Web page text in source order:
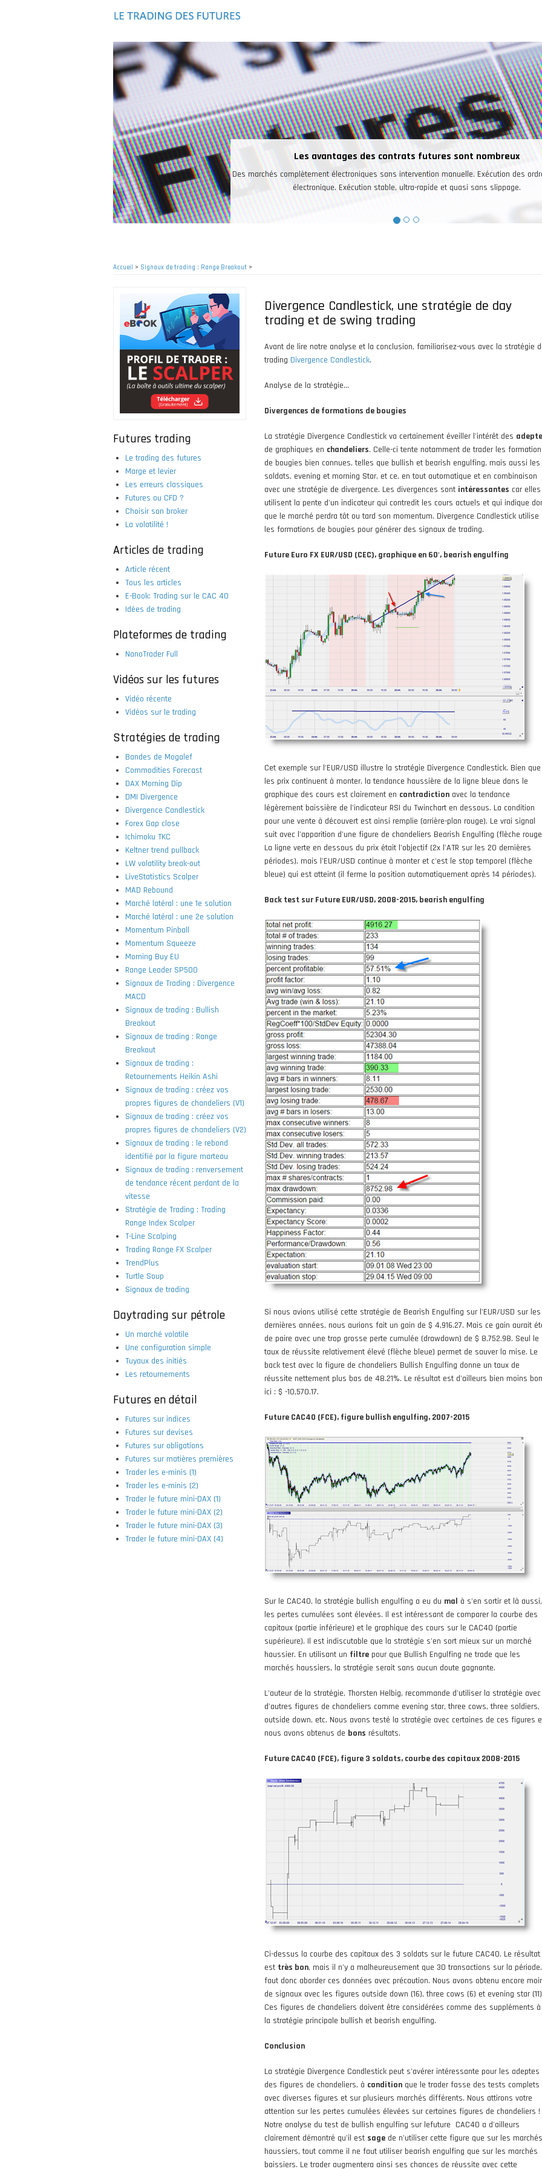
Une bonne raison pour trader les futures
Les investisseurs peuvent trader sur un seul et même compte les futures sur des
marchés ainsi que sur le pétrole, l’or, l’argent, le café, le cacao, les devises.
Accueil > Signaux de trading : Range Breakout >
Futures trading
Le trading des futures
Marge et levier
Les erreurs classiques
Futures ou CFD ?
Choisir son broker
La volatilité !
Articles de trading
Article récent
Tous les articles
E-Book: Trading sur le CAC 40
Idées de trading
Plateformes de trading
NanoTrader Full
Vidéos sur les futures
Vidéo récente
Vidéos sur le trading
Stratégies de trading
Bandes de Mogalef
Commodities Forecast
DAX Morning Dip
DMI Divergence
Divergence Candlestick
Forex Gap close
Ichimoku TKC
Keltner trend pullback
LW volatility break-out
LiveStatistics Scalper
MAD Rebound
Marché latéral : une 1e solution
Marché latéral : une 2e solution
Momentum Pinball
Momentum Squeeze
Morning Buy EU
Range Leader SP500
Signaux de Trading : Divergence
MACD
Signaux de trading : Bullish
Breakout
Signaux de trading : Range
Breakout
Signaux de trading :
Retournements Heikin Ashi
Signaux de trading : créez vos
propres figures de chandeliers (V1)
Signaux de trading : créez vos
propres figures de chandeliers (V2)
Signaux de trading : le rebond
identifié par la figure marteau
Signaux de trading : renversement
de tendance récent perdant de la
vitesse
Stratégie de Trading : Trading
Range Index Scalper
T-Line Scalping
Trading Range FX Scalper
TrendPlus
Turtle Soup
Signaux de trading
Daytrading sur pétrole
Un marché volatile
Une configuration simple
Tuyaux des initiés
Les retournements
Futures en détail
Futures sur indices
Futures sur devises
Futures sur obligations
Futures sur matières premières
Trader les e-minis (1)
Trader les e-minis (2)
Trader le future mini-DAX (1)
Trader le future mini-DAX (2)
Trader le future mini-DAX (3)
Trader le future mini-DAX (4)
Divergence Candlestick, une stratégie de day
trading et de swing trading
Avant de lire notre analyse et la conclusion, familiarisez-vous avec la stratégie
trading Divergence Candlestick.
Analyse de la stratégie...
Divergences de formations de bougies
La stratégie Divergence Candlestick va certainement éveiller l'intérêt des
de graphiques en chandeliers. Celle-ci tente notamment de trader les
de bougies bien connues, telles que bullish et bearish engulfing, mais aussi les
soldats, evening et morning Star, et ce, en tout automatique et en combinaison
avec une stratégie de divergence. Les divergences sont intéressantes car elles
utilisent la pente d'un indicateur qui contredit les cours actuels et qui indique
que le marché perdra tôt ou tard son momentum. Divergence Candlestick utilise
les formations de bougies pour générer des signaux de trading.
Future Euro FX EUR/USD (CEC), graphique en 60', bearish engulfing
Cet exemple sur l'EUR/USD illustre la stratégie Divergence Candlestick. Bien que
les prix continuent à monter, la tendance haussière de la ligne bleue dans le
graphique des cours est clairement en contradiction avec la tendance
légèrement baissière de l'indicateur RSI du Twinchart en dessous. La condition
pour une vente à découvert est ainsi remplie (arrière-plan rouge). Le vrai signal
suit avec l'apparition d'une figure de chandeliers Bearish Engulfing (flèche
La ligne verte en dessous du prix était l'objectif (2x l'ATR sur les 20 dernières
périodes), mais l'EUR/USD continue à monter et c'est le stop temporel (flèche
bleue) qui est atteint (il ferme la position automatiquement après 14 périodes).
Back test sur Future EUR/USD, 2008-2015, bearish engulfing
Si nous avions utilisé cette stratégie de Bearish Engulfing sur l'EUR/USD sur
dernières années, nous aurions fait un gain de $ 4,916.27. Mais ce gain aurait
de paire avec une trop grosse perte cumulée (drawdown) de $ 8,752.98. Seul le
taux de réussite relativement élevé (flèche bleue) permet de sauver la mise. Le
back test avec la figure de chandeliers Bullish Engulfing donne un taux de
réussite nettement plus bas de 48.21%. Le résultat est d'ailleurs bien moins bon
ici : $ -10,570.17.
Future CAC40 (FCE), figure bullish engulfing, 2007-2015
Sur le CAC40, la stratégie bullish engulfing a eu du mal à s'en sortir et là aussi,
les pertes cumulées sont élevées. Il est intéressant de comparer la courbe des
capitaux (partie inférieure) et le graphique des cours sur le CAC40 (partie
supérieure). Il est indiscutable que la stratégie s'en sort mieux sur un marché
haussier. En utilisant un filtre pour que Bullish Engulfing ne trade que les
marchés haussiers, la stratégie serait sans aucun doute gagnante.
L'auteur de la stratégie, Thorsten Helbig, recommande d'utiliser la stratégie avec
d'autres figures de chandeliers comme evening star, three cows, three soldiers,
outside down, etc. Nous avons testé la stratégie avec certaines de ces figures
nous avons obtenus de bons résultats.
Future CAC40 (FCE), figure 3 soldats, courbe des capitaux 2008-2015
Ci-dessus la courbe des capitaux des 3 soldats sur le future CAC40. Le résultat
est très bon, mais il n'y a malheureusement que 30 transactions sur la
faut donc aborder ces données avec précaution. Nous avons obtenu encore
de signaux avec les figures outside down (16), three cows (6) et evening star
Ces figures de chandeliers doivent être considérées comme des suppléments à
la stratégie principale bullish et bearish engulfing.
Conclusion
La stratégie Divergence Candlestick peut s'avérer intéressante pour les adeptes
des figures de chandeliers, à condition que le trader fasse des tests complets
avec diverses figures et sur plusieurs marchés différents. Nous attirons votre
attention sur les pertes cumulées élevées sur certaines figures de chandeliers !
Notre analyse du test de bullish engulfing sur lefuture CAC40 a d'ailleurs
clairement démontré qu'il est sage de n'utiliser cette figure que sur les marchés
haussiers, tout comme il ne faut utiliser bearish engulfing que sur les marchés
baissiers. Le trader augmentera ainsi ses chances de réussite avec cette